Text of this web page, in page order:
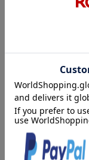
ちょっと変わった
た梨実と和臣。順
ある旅館へ挨拶に
張が大決定！ひとり
居をすることに。
れ、おまけに元カ
乱万丈な恋の行方は
目次（「BOOK
恋は天下の回りも